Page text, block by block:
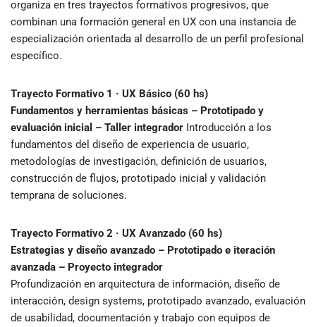
organiza en tres trayectos formativos progresivos, que
combinan una formación general en UX con una instancia de
especialización orientada al desarrollo de un perfil profesional
específico.
Trayecto Formativo 1 · UX Básico (60 hs)
Fundamentos y herramientas básicas – Prototipado y
evaluación inicial – Taller integrador Introducción a los
fundamentos del diseño de experiencia de usuario,
metodologías de investigación, definición de usuarios,
construcción de flujos, prototipado inicial y validación
temprana de soluciones.
Trayecto Formativo 2 · UX Avanzado (60 hs)
Estrategias y diseño avanzado – Prototipado e iteración
avanzada – Proyecto integrador
Profundización en arquitectura de información, diseño de
interacción, design systems, prototipado avanzado, evaluación
de usabilidad, documentación y trabajo con equipos de